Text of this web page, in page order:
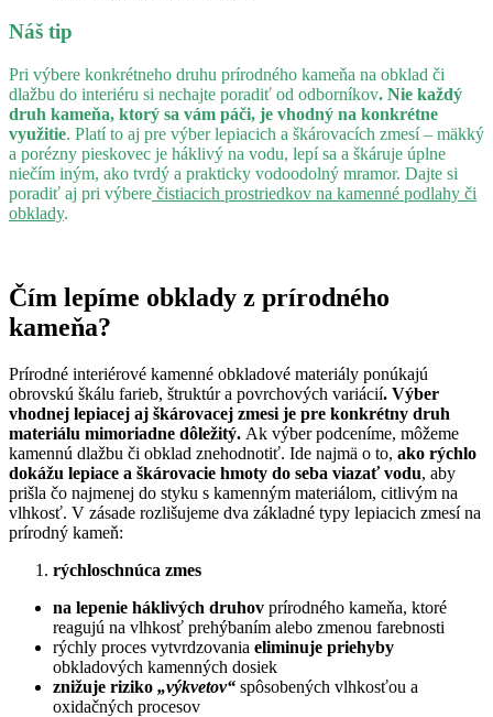
Náš tip
Pri výbere konkrétneho druhu prírodného kameňa na obklad či
dlažbu do interiéru si nechajte poradiť od odborníkov. Nie každý
druh kameňa, ktorý sa vám páči, je vhodný na konkrétne
využitie. Platí to aj pre výber lepiacich a škárovacích zmesí – mäkký
a porézny pieskovec je háklivý na vodu, lepí sa a škáruje úplne
niečím iným, ako tvrdý a prakticky vodoodolný mramor. Dajte si
poradiť aj pri výbere čistiacich prostriedkov na kamenné podlahy či
obklady.
Čím lepíme obklady z prírodného
kameňa?
Prírodné interiérové kamenné obkladové materiály ponúkajú
obrovskú škálu farieb, štruktúr a povrchových variácií. Výber
vhodnej lepiacej aj škárovacej zmesi je pre konkrétny druh
materiálu mimoriadne dôležitý. Ak výber podceníme, môžeme
kamennú dlažbu či obklad znehodnotiť. Ide najmä o to, ako rýchlo
dokážu lepiace a škárovacie hmoty do seba viazať vodu, aby
prišla čo najmenej do styku s kamenným materiálom, citlivým na
vlhkosť. V zásade rozlišujeme dva základné typy lepiacich zmesí na
prírodný kameň:
rýchloschnúca zmes
na lepenie háklivých druhov prírodného kameňa, ktoré
reagujú na vlhkosť prehýbaním alebo zmenou farebnosti
rýchly proces vytvrdzovania eliminuje priehyby
obkladových kamenných dosiek
znižuje riziko „výkvetov“ spôsobených vlhkosťou a
oxidačných procesov